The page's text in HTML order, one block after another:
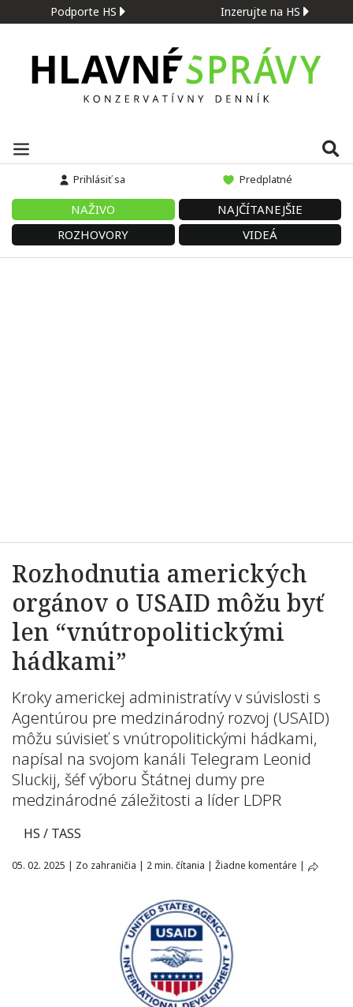
Podporte HS Inzerujte na HS
Prihlásiť sa Predplatné
NAŽIVO
NAJČÍTANEJŠIE
ROZHOVORY
VIDEÁ
Rozhodnutia amerických
orgánov o USAID môžu byť
len “vnútropolitickými
hádkami”
Kroky americkej administratívy v súvislosti s
Agentúrou pre medzinárodný rozvoj (USAID)
môžu súvisieť s vnútropolitickými hádkami,
napísal na svojom kanáli Telegram Leonid
Sluckij, šéf výboru Štátnej dumy pre
medzinárodné záležitosti a líder LDPR
HS / TASS
05. 02. 2025 | Zo zahraničia | 2 min. čítania | Žiadne komentáre |